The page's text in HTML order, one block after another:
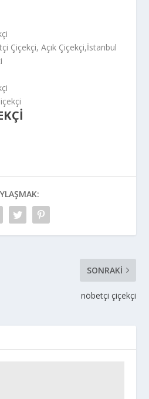
Çiçekçi, Açık Çiçekçi,İstanbul
SONRAKI
nöbetçi çiçekçi